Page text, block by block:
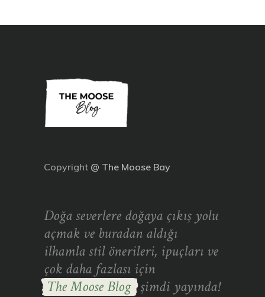
Copyright @ The Moose Bay
Doğa severlere doğaya çıkış yolu
açmak ve buradan aldığı
ilhamla stil önerileri, ipuçları ve
çok daha fazlası için
The Moose Blog şimdi yayında!